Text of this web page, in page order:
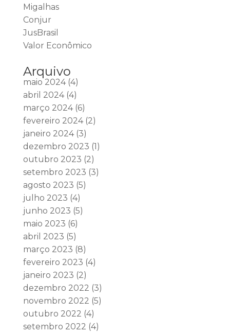
Migalhas
Conjur
JusBrasil
Valor Econômico
Arquivo
maio 2024(4)
abril 2024(4)
março 2024(6)
fevereiro 2024(2)
janeiro 2024(3)
dezembro 2023 (1)
outubro 2023 (2)
setembro 2023 (3)
agosto 2023 (5)
julho 2023 (4)
junho 2023 (5)
maio 2023 (6)
abril 2023 (5)
março 2023 (8)
fevereiro 2023 (4)
janeiro 2023 (2)
dezembro 2022 (3)
novembro 2022 (5)
outubro 2022 (4)
setembro 2022 (4)